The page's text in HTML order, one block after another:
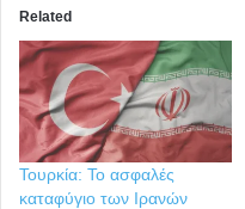
Related
Τουρκία: Το ασφαλές
καταφύγιο των Ιρανών